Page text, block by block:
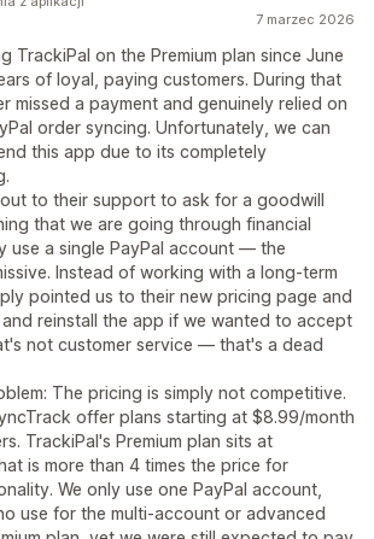
7 marzec 2026
TrackiPal on the Premium plan since June
of loyal, paying customers. During that
missed a payment and genuinely relied on
order syncing. Unfortunately, we can
this app due to its completely
to their support to ask for a goodwill
that we are going through financial
use a single PayPal account — the
Instead of working with a long-term
pointed us to their new pricing page and
reinstall the app if we wanted to accept
not customer service — that's a dead
The pricing is simply not competitive.
offer plans starting at $8.99/month
TrackiPal's Premium plan sits at
is more than 4 times the price for
We only use one PayPal account,
use for the multi-account or advanced